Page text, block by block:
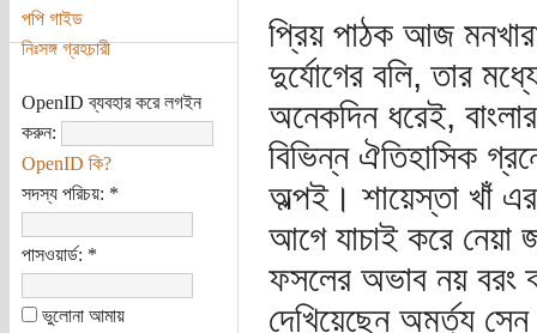
পপি গাইড
নিঃসঙ্গ গ্রহচারী
OpenID ব্যবহার করে লগইন
করুন:
OpenID কি?
সদস্য পরিচয়: *
পাসওয়ার্ড: *
ভুলোনা আমায়
প্রিয় পাঠক আজ
দুর্যোগের বলি, তার
অনেকদিন ধরেই,
বিভিন্ন ঐতিহাসিক
অল্পই। শায়েস্তা খাঁ
আগে যাচাই করে নেয়া
ফসলের অভাব নয় বরং
দেখিয়েছেন অমর্ত্য